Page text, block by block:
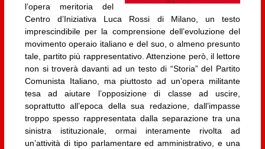
l’opera meritoria del
Centro d’Iniziativa Luca Rossi di Milano, un testo
imprescindibile per la comprensione dell’evoluzione del
movimento operaio italiano e del suo, o almeno presunto
tale, partito più rappresentativo. Attenzione però, il lettore
non si troverà davanti ad un testo di “Storia” del Partito
Comunista Italiano, ma piuttosto ad un’opera militante
tesa ad aiutare l’opposizione di classe ad uscire,
soprattutto all’epoca della sua redazione, dall’impasse
troppo spesso rappresentata dalla separazione tra una
sinistra istituzionale, ormai interamente rivolta ad
un’attività di tipo parlamentare ed amministrativo, e una